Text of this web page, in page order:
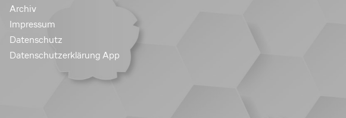
Archiv
Impressum
Datenschutz
Datenschutzerklärung App